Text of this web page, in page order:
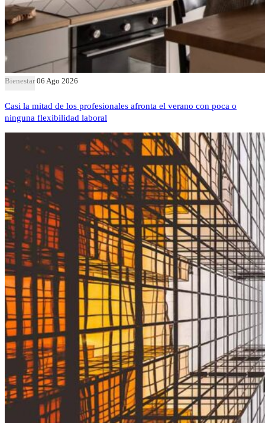
Bienestar 06 Ago 2026
Casi la mitad de los profesionales afronta el verano con poca o
ninguna flexibilidad laboral